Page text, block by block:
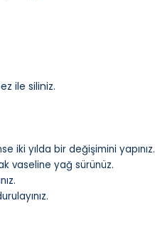
ile siliniz.
iki yılda bir değişimini yapınız.
vaseline yağ sürünüz.